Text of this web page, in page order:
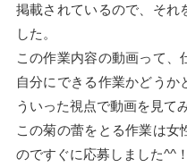
掲載されているので、それ
した。
この作業内容の動画って、
自分にできる作業かどうか
ういった視点で動画を見て
この菊の蕾をとる作業は女
のですぐに応募しました^^！